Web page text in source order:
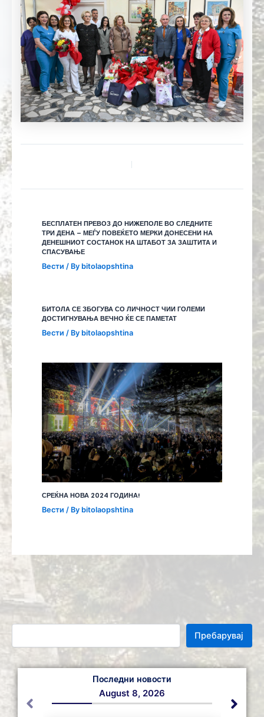
Пребарувај
Последни новости
August 8, 2026
БЕСПЛАТЕН ПРЕВОЗ ДО НИЖЕПОЛЕ ВО СЛЕДНИТЕ
ТРИ ДЕНА – МЕЃУ ПОВЕЌЕТО МЕРКИ ДОНЕСЕНИ НА
ДЕНЕШНИОТ СОСТАНОК НА ШТАБОТ ЗА ЗАШТИТА И
СПАСУВАЊЕ
Вести / By bitolaopshtina
БИТОЛА СЕ ЗБОГУВА СО ЛИЧНОСТ ЧИИ ГОЛЕМИ
ДОСТИГНУВАЊА ВЕЧНО ЌЕ СЕ ПАМЕТАТ
Вести / By bitolaopshtina
СРЕЌНА НОВА 2024 ГОДИНА!
Вести / By bitolaopshtina